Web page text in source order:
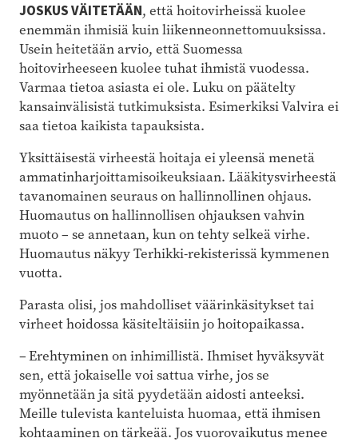
JOSKUS VÄITETÄÄN, että hoitovirheissä kuolee
enemmän ihmisiä kuin liikenneonnettomuuksissa.
Usein heitetään arvio, että Suomessa
hoitovirheeseen kuolee tuhat ihmistä vuodessa.
Varmaa tietoa asiasta ei ole. Luku on päätelty
kansainvälisistä tutkimuksista. Esimerkiksi Valvira ei
saa tietoa kaikista tapauksista.
Yksittäisestä virheestä hoitaja ei yleensä menetä
ammatinharjoittamisoikeuksiaan. Lääkitysvirheestä
tavanomainen seuraus on hallinnollinen ohjaus.
Huomautus on hallinnollisen ohjauksen vahvin
muoto – se annetaan, kun on tehty selkeä virhe.
Huomautus näkyy Terhikki-rekisterissä kymmenen
vuotta.
Parasta olisi, jos mahdolliset väärinkäsitykset tai
virheet hoidossa käsiteltäisiin jo hoitopaikassa.
– Erehtyminen on inhimillistä. Ihmiset hyväksyvät
sen, että jokaiselle voi sattua virhe, jos se
myönnetään ja sitä pyydetään aidosti anteeksi.
Meille tulevista kanteluista huomaa, että ihmisen
kohtaaminen on tärkeää. Jos vuorovaikutus menee